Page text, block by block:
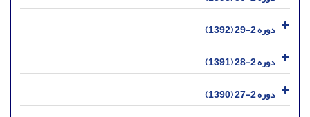
دوره 2-29 (1392)
دوره 2-28 (1391)
دوره 2-27 (1390)